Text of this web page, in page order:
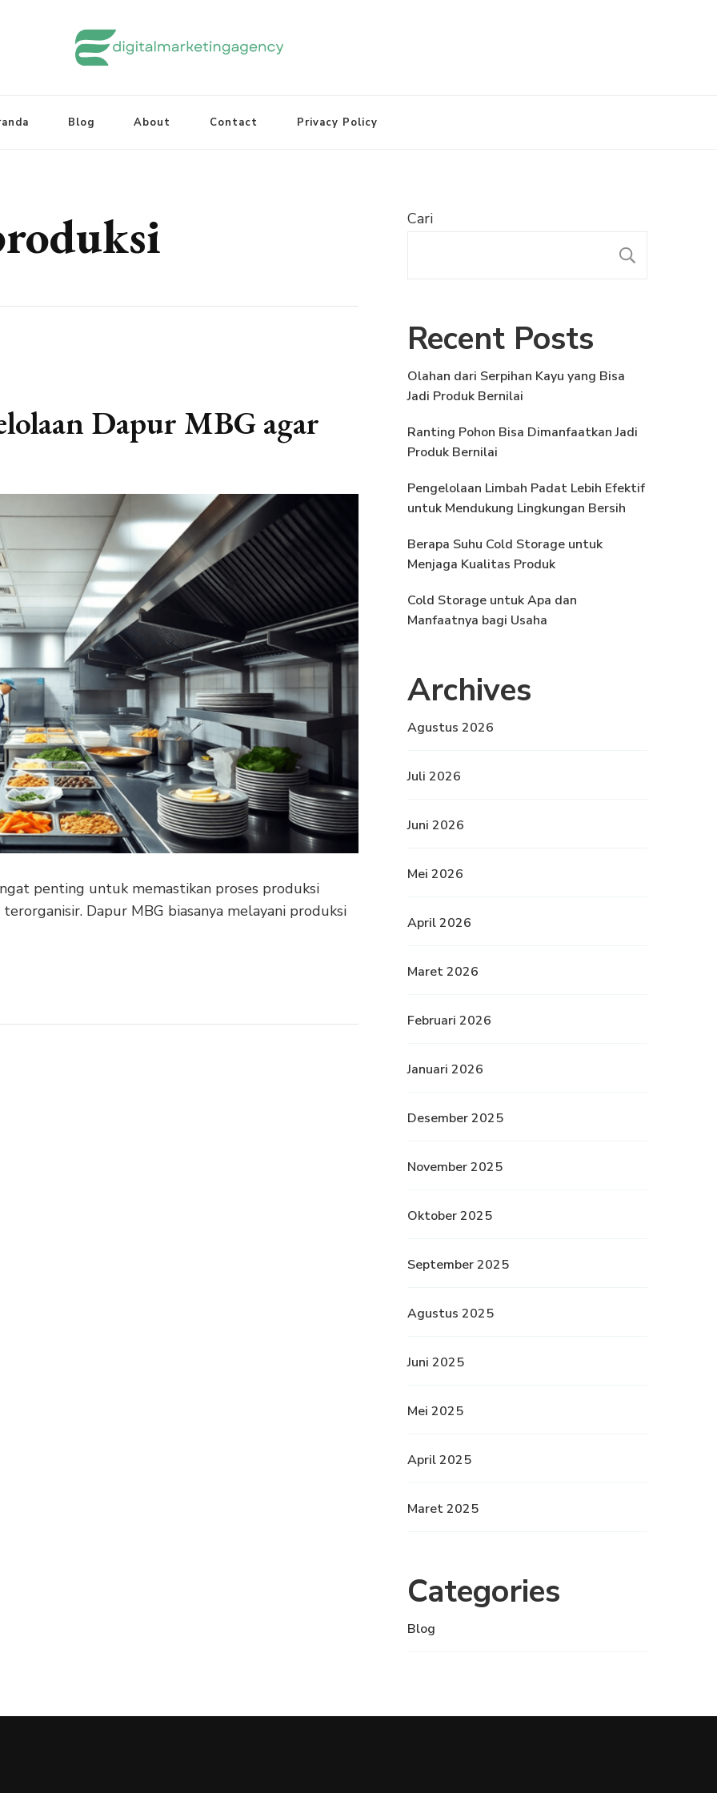
Blog About Contact Privacy Policy
Dapur MBG agar
penting untuk memastikan proses produksi
Dapur MBG biasanya melayani produksi
Cari
Recent Posts
Olahan dari Serpihan Kayu yang Bisa
Jadi Produk Bernilai
Ranting Pohon Bisa Dimanfaatkan Jadi
Produk Bernilai
Pengelolaan Limbah Padat Lebih Efektif
untuk Mendukung Lingkungan Bersih
Berapa Suhu Cold Storage untuk
Menjaga Kualitas Produk
Cold Storage untuk Apa dan
Manfaatnya bagi Usaha
Archives
Agustus 2026
Juli 2026
Juni 2026
Mei 2026
April 2026
Maret 2026
Februari 2026
Januari 2026
Desember 2025
November 2025
Oktober 2025
September 2025
Agustus 2025
Juni 2025
Mei 2025
April 2025
Maret 2025
Categories
Blog